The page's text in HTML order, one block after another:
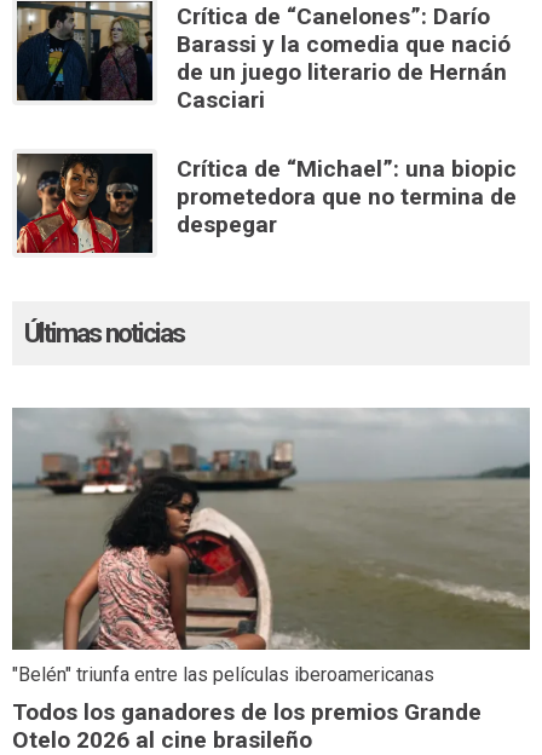
Crítica de “Canelones”: Darío
Barassi y la comedia que nació
de un juego literario de Hernán
Casciari
Crítica de “Michael”: una biopic
prometedora que no termina de
despegar
Últimas noticias
"Belén" triunfa entre las películas iberoamericanas
Todos los ganadores de los premios Grande
Otelo 2026 al cine brasileño